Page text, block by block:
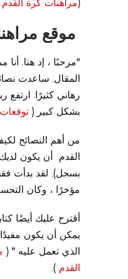
موقع
“مرحبًا ، إد هنا.
المقال. ساعدت
رهاني كثيرًا. ارتفع
بشكل كبير (
من أهم النصائح
القدم أن يكون
بسجل). لقد بدأت
مؤخرًا ، وكان
أقترح عليك أيضًا
يمكن أن يكون
الذي تعمل عليه ” (
القدم ).